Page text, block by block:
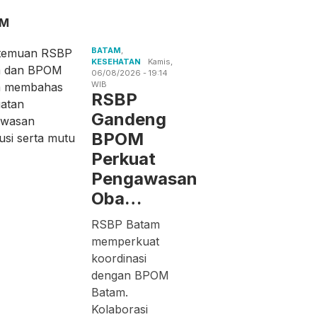
BATAM
KESEHATAN
Kamis,
06/08/2026 - 19:14
WIB
RSBP
Gandeng
BPOM
Perkuat
Pengawasan
Oba…
RSBP Batam
memperkuat
koordinasi
dengan BPOM
Batam.
Kolaborasi